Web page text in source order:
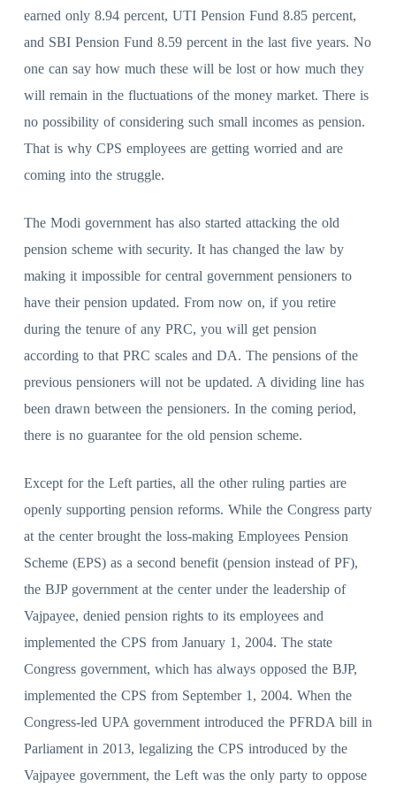
earned only 8.94 percent, UTI Pension Fund 8.85 percent,
and SBI Pension Fund 8.59 percent in the last five years. No
one can say how much these will be lost or how much they
will remain in the fluctuations of the money market. There is
no possibility of considering such small incomes as pension.
That is why CPS employees are getting worried and are
coming into the struggle.
The Modi government has also started attacking the old
pension scheme with security. It has changed the law by
making it impossible for central government pensioners to
have their pension updated. From now on, if you retire
during the tenure of any PRC, you will get pension
according to that PRC scales and DA. The pensions of the
previous pensioners will not be updated. A dividing line has
been drawn between the pensioners. In the coming period,
there is no guarantee for the old pension scheme.
Except for the Left parties, all the other ruling parties are
openly supporting pension reforms. While the Congress party
at the center brought the loss-making Employees Pension
Scheme (EPS) as a second benefit (pension instead of PF),
the BJP government at the center under the leadership of
Vajpayee, denied pension rights to its employees and
implemented the CPS from January 1, 2004. The state
Congress government, which has always opposed the BJP,
implemented the CPS from September 1, 2004. When the
Congress-led UPA government introduced the PFRDA bill in
Parliament in 2013, legalizing the CPS introduced by the
Vajpayee government, the Left was the only party to oppose